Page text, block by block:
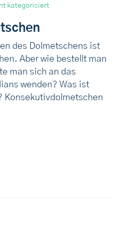
kategorisiert
des Dolmetschens ist
Aber wie bestellt man
man sich an das
wenden? Was ist
Konsekutivdolmetschen